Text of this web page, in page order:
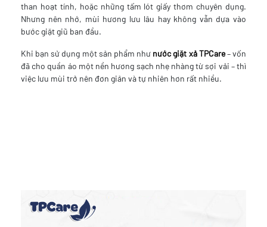
than hoạt tính, hoặc những tấm lót giấy thơm chuyên dụng.
Nhưng nên nhớ, mùi hương lưu lâu hay không vẫn dựa vào
bước giặt giũ ban đầu.
Khi bạn sử dụng một sản phẩm như nước giặt xả TPCare– vốn
đã cho quần áo một nền hương sạch nhẹ nhàng từ sợi vải – thì
việc lưu mùi trở nên đơn giản và tự nhiên hơn rất nhiều.